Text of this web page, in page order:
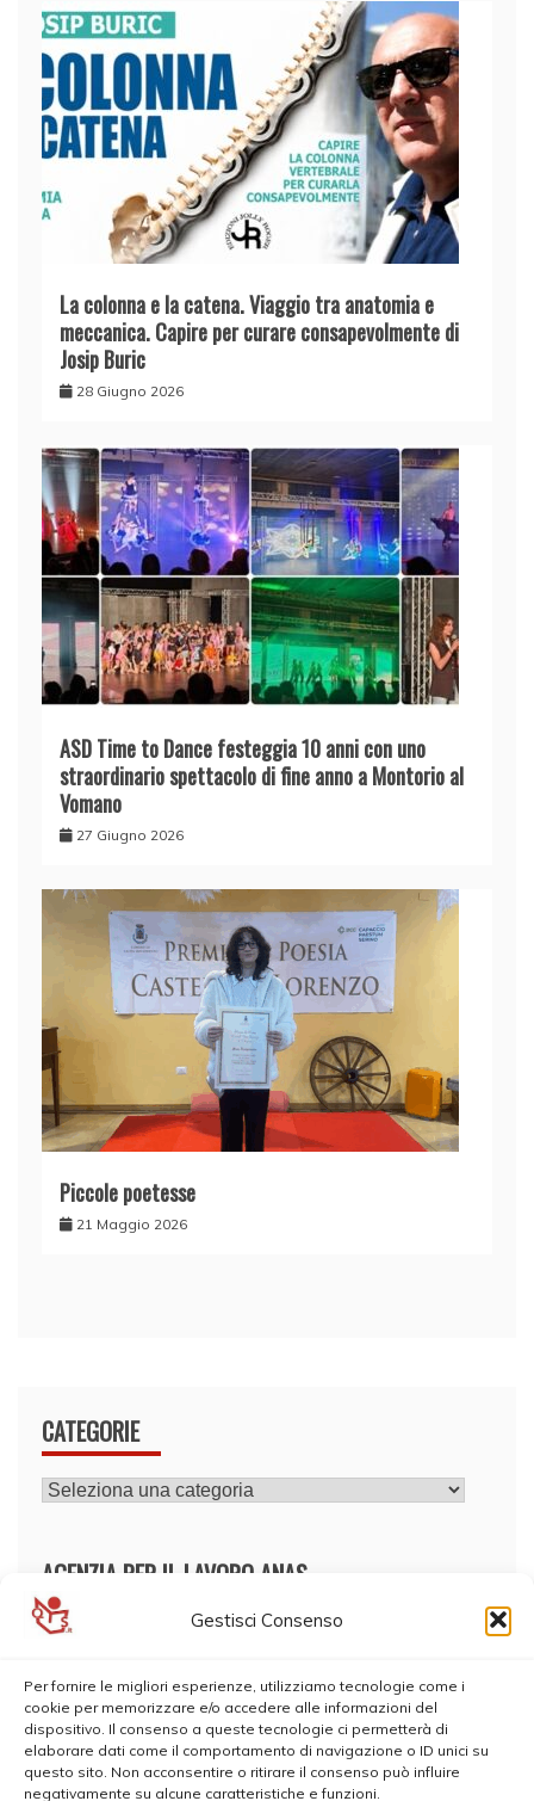
Gestisci Consenso
Per fornire le migliori esperienze, utilizziamo tecnologie come i
cookie per memorizzare e/o accedere alle informazioni del
dispositivo. Il consenso a queste tecnologie ci permetterà di
elaborare dati come il comportamento di navigazione o ID unici su
questo sito. Non acconsentire o ritirare il consenso può influire
negativamente su alcune caratteristiche e funzioni.
La colonna e la catena. Viaggio tra anatomia e
meccanica. Capire per curare consapevolmente di
Josip Buric
28 Giugno 2026
ASD Time to Dance festeggia 10 anni con uno
straordinario spettacolo di fine anno a Montorio al
Vomano
27 Giugno 2026
Piccole poetesse
21 Maggio 2026
CATEGORIE
CATEGORIE
AGENZIA PER IL LAVORO ANAS